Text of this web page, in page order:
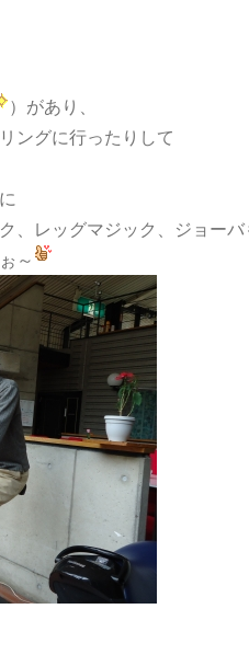
）があり、
ングに行ったりして
、レッグマジック、ジョー
～